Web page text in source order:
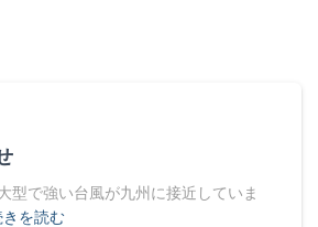
型で強い台風が九州に接近していま
きを読む